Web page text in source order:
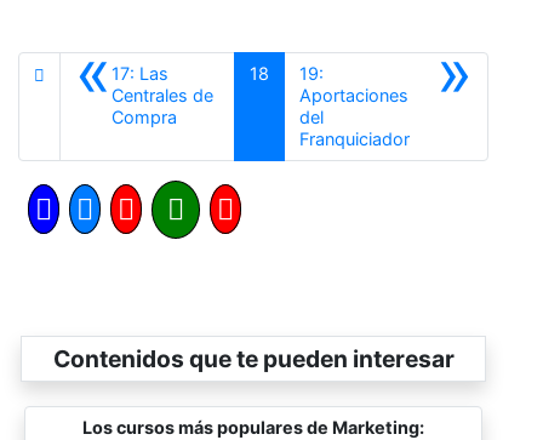
«17: Las
Centrales de
Compra
18 »
19:
Aportaciones
del
FranquiciadorSiguiente
Contenidos que te pueden interesar
Los cursos más populares de Marketing: